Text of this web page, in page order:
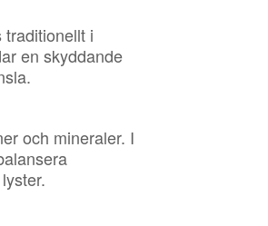
i
en skyddande
och mineraler. I